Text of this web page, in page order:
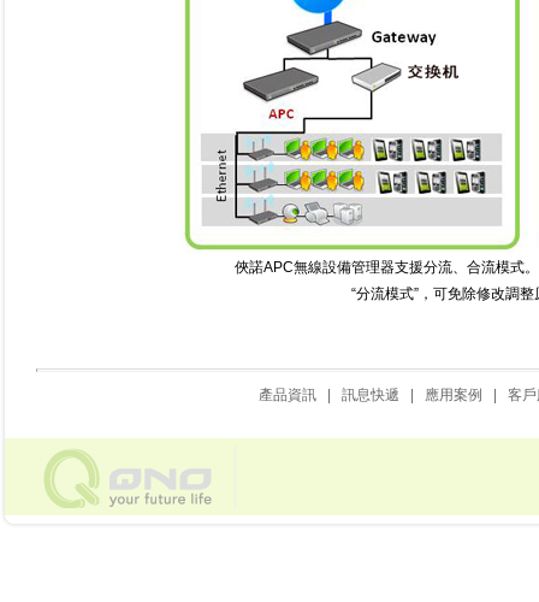
俠諾APC無線設備管理器支援分流、合流模式
“分流模式”，可免除修改調
產品資訊 訊息快遞 應用案例 客